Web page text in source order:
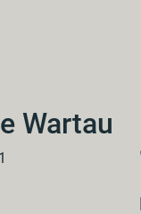
Wartau